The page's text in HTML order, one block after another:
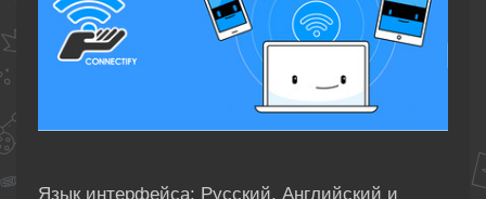
Язык интерфейса: Русский, Английский и